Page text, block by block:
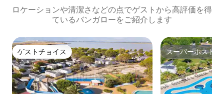
ロケーションや清潔さなどの点でゲストから高評価を得
ているバンガローをご紹介します
ゲストチョイス
ゲストチョイス スーパーホスト
スーパーホスト